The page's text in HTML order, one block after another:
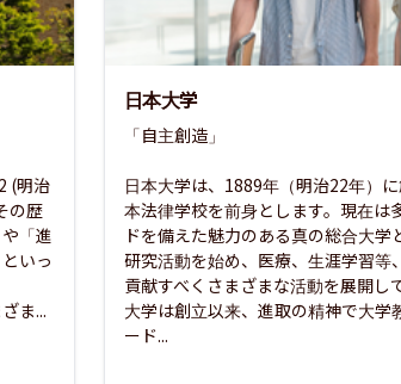
(明治
の歴
「進
いっ
ま...
日本大学
「自主創造」
日本大学は、1889年（明治22年）
本法律学校を前身とします。現在は
ドを備えた魅力のある真の総合大学
研究活動を始め、医療、生涯学習等
貢献すべくさまざまな活動を展開し
大学は創立以来、進取の精神で大学
ード...